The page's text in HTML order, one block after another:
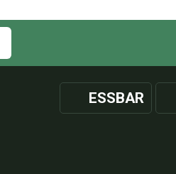
ESSBAR